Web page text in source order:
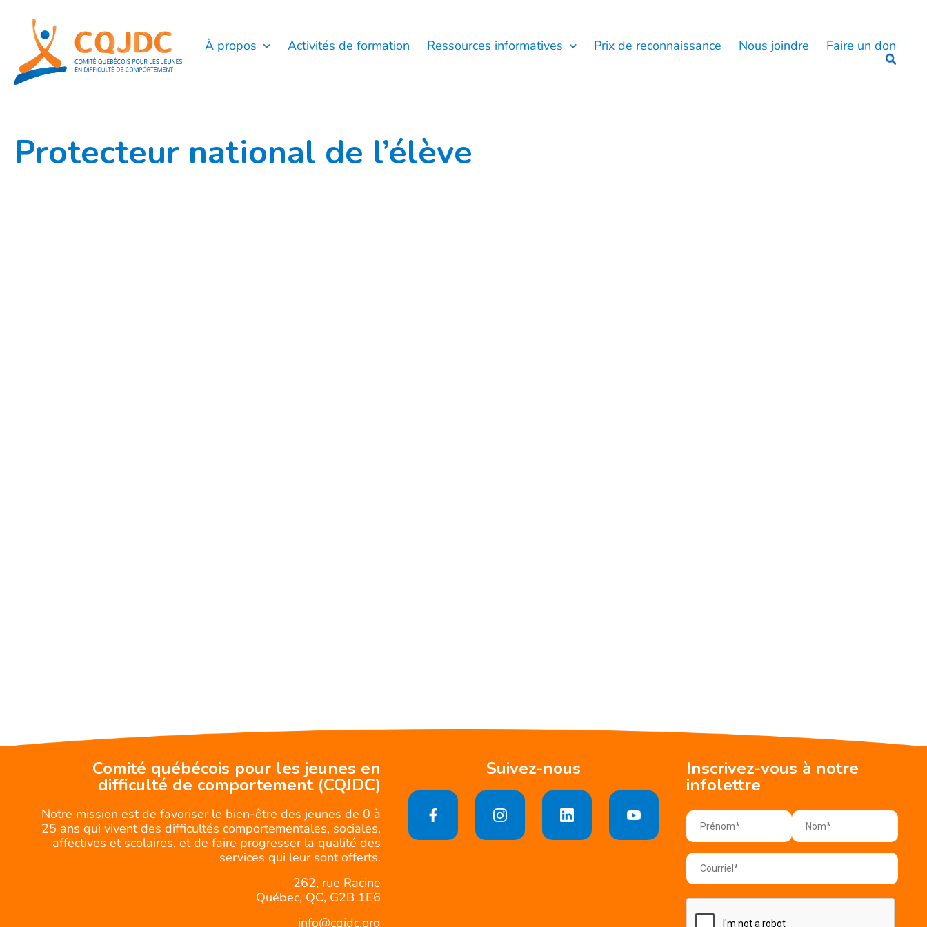
contenu
À propos Activités de formation Ressources informatives Prix de reconnaissance Nous joindre Faire un don
Protecteur national de l’élève
Comité québécois pour les jeunes en
difficulté de comportement (CQJDC)
Notre mission est de favoriser le bien-être des jeunes de 0 à
25 ans qui vivent des difficultés comportementales, sociales,
affectives et scolaires, et de faire progresser la qualité des
services qui leur sont offerts.
262, rue Racine
Québec, QC, G2B 1E6
info@cqjdc.org
Suivez-nous Inscrivez-vous à notre
infolettre